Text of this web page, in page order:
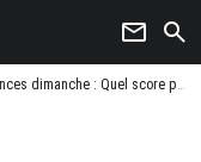
newsletter search
pour l'arrivée d’"Animaux à adopter" avec Sandrine Arcizet et Élodie Ageron sur TMC face aux débuts de "Roland-Garros" 2025 sur France 2 ?